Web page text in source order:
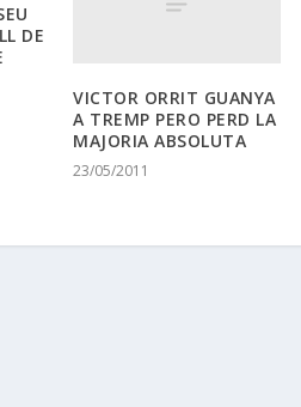
DE
VICTOR ORRIT GUANYA
A TREMP PERO PERD LA
MAJORIA ABSOLUTA
23/05/2011